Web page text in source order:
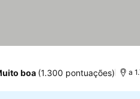
boa (1.300 pontuações) a